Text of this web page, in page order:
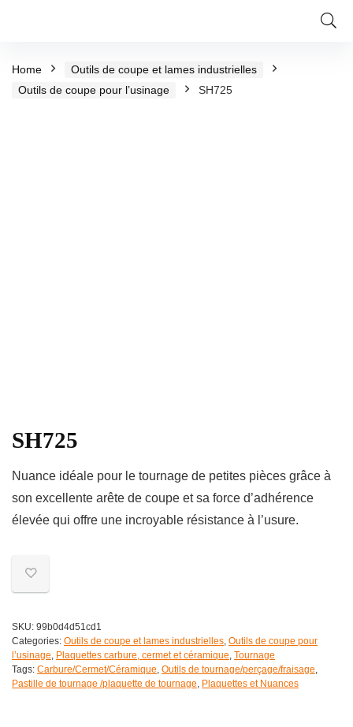
Home
Outils de coupe et lames industrielles
Outils de coupe pour l’usinage
SH725
SH725
Nuance idéale pour le tournage de petites pièces grâce à
son excellente arête de coupe et sa force d’adhérence
élevée qui offre une incroyable résistance à l’usure.
SKU: 99b0d4d51cd1
Categories: Outils de coupe et lames industrielles, Outils de coupe pour
l’usinage, Plaquettes carbure, cermet et céramique, Tournage
Tags: Carbure/Cermet/Céramique, Outils de tournage/perçage/fraisage,
Pastille de tournage /plaquette de tournage, Plaquettes et Nuances